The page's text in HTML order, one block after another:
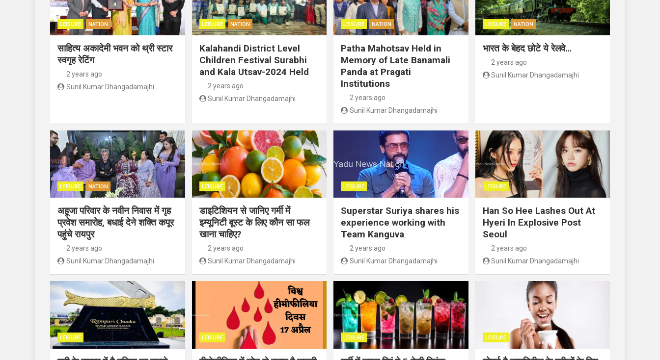
LEISURE NATION
साहित्य अकादेमी भवन को थ्री स्टार
स्वगृह रेटिंग
2 years ago
Sunil Kumar Dhangadamajhi
LEISURE NATION
Kalahandi District Level
Children Festival Surabhi
and Kala Utsav-2024 Held
2 years ago
Sunil Kumar Dhangadamajhi
LEISURE NATION
Patha Mahotsav Held in
Memory of Late Banamali
Panda at Pragati
Institutions
2 years ago
Sunil Kumar Dhangadamajhi
LEISURE NATION
भारत के बेहद छोटे ये रेलवे…
2 years ago
Sunil Kumar Dhangadamajhi
LEISURE NATION
अहूजा परिवार के नवीन निवास में गृह
प्रवेश समारोह, बधाई देने शक्ति कपूर
पहुंचे रायपुर
2 years ago
Sunil Kumar Dhangadamajhi
LEISURE
डाइटिशियन से जानिए गर्मी में
इम्यूनिटी बूस्ट के लिए कौन सा फल
खाना चाहिए?
2 years ago
Sunil Kumar Dhangadamajhi
LEISURE
Superstar Suriya shares his
experience working with
Team Kanguva
2 years ago
Sunil Kumar Dhangadamajhi
LEISURE
Han So Hee Lashes Out At
Hyeri In Explosive Post
Seoul
2 years ago
Sunil Kumar Dhangadamajhi
LEISURE LEISURE LEISURE LEISURE